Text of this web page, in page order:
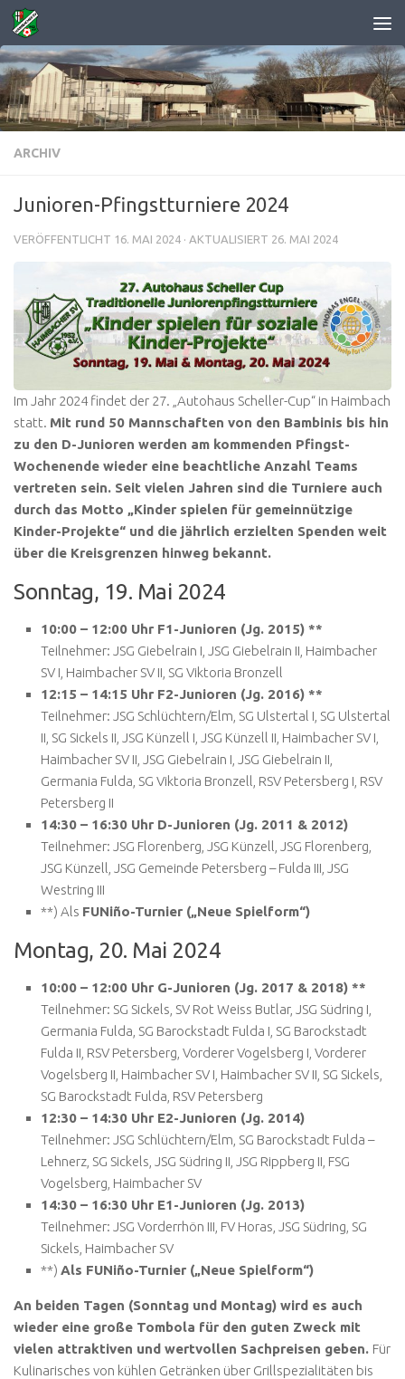
Zum Inhalt springen
ARCHIV
Junioren-Pfingstturniere 2024
VERÖFFENTLICHT 16. MAI 2024 · AKTUALISIERT 26. MAI 2024
Im Jahr 2024 findet der 27. „Autohaus Scheller-Cup“ in Haimbach
statt. Mit rund 50 Mannschaften von den Bambinis bis hin
zu den D-Junioren werden am kommenden Pfingst-
Wochenende wieder eine beachtliche Anzahl Teams
vertreten sein. Seit vielen Jahren sind die Turniere auch
durch das Motto „Kinder spielen für gemeinnützige
Kinder-Projekte“ und die jährlich erzielten Spenden weit
über die Kreisgrenzen hinweg bekannt.
Sonntag, 19. Mai 2024
10:00 – 12:00 Uhr F1-Junioren (Jg. 2015) **
Teilnehmer: JSG Giebelrain I, JSG Giebelrain II, Haimbacher
SV I, Haimbacher SV II, SG Viktoria Bronzell
12:15 – 14:15 Uhr F2-Junioren (Jg. 2016) **
Teilnehmer: JSG Schlüchtern/Elm, SG Ulstertal I, SG Ulstertal
II, SG Sickels II, JSG Künzell I, JSG Künzell II, Haimbacher SV I,
Haimbacher SV II, JSG Giebelrain I, JSG Giebelrain II,
Germania Fulda, SG Viktoria Bronzell, RSV Petersberg I, RSV
Petersberg II
14:30 – 16:30 Uhr D-Junioren (Jg. 2011 & 2012)
Teilnehmer: JSG Florenberg, JSG Künzell, JSG Florenberg,
JSG Künzell, JSG Gemeinde Petersberg – Fulda III, JSG
Westring III
**) Als FUNiño-Turnier („Neue Spielform“)
Montag, 20. Mai 2024
10:00 – 12:00 Uhr G-Junioren (Jg. 2017 & 2018) **
Teilnehmer: SG Sickels, SV Rot Weiss Butlar, JSG Südring I,
Germania Fulda, SG Barockstadt Fulda I, SG Barockstadt
Fulda II, RSV Petersberg, Vorderer Vogelsberg I, Vorderer
Vogelsberg II, Haimbacher SV I, Haimbacher SV II, SG Sickels,
SG Barockstadt Fulda, RSV Petersberg
12:30 – 14:30 Uhr E2-Junioren (Jg. 2014)
Teilnehmer: JSG Schlüchtern/Elm, SG Barockstadt Fulda –
Lehnerz, SG Sickels, JSG Südring II, JSG Rippberg II, FSG
Vogelsberg, Haimbacher SV
14:30 – 16:30 Uhr E1-Junioren (Jg. 2013)
Teilnehmer: JSG Vorderrhön III, FV Horas, JSG Südring, SG
Sickels, Haimbacher SV
**) Als FUNiño-Turnier („Neue Spielform“)
An beiden Tagen (Sonntag und Montag) wird es auch
wieder eine große Tombola für den guten Zweck mit
vielen attraktiven und wertvollen Sachpreisen geben. Für
Kulinarisches von kühlen Getränken über Grillspezialitäten bis